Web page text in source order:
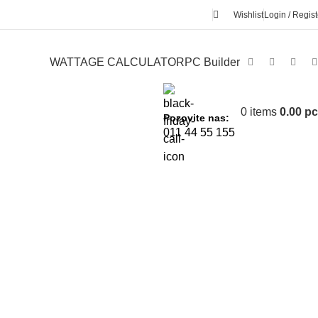
WishlistLogin /
WATTAGE CALCULATORPC Builder
Pozovite nas:
011 44 55 155
0 items 0.00